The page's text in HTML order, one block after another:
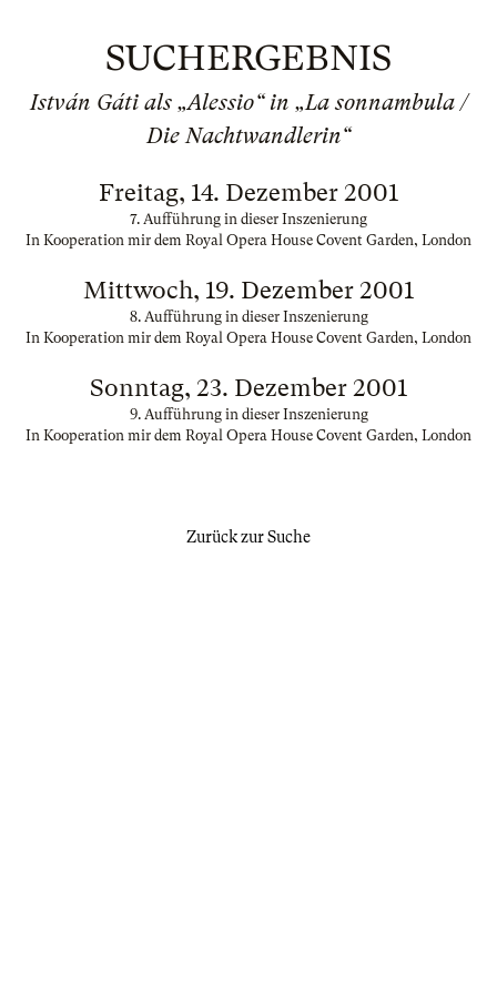
SUCHERGEBNIS
István Gáti als „Alessio“ in „La sonnambula /
Die Nachtwandlerin“
Freitag, 14. Dezember 2001
7. Aufführung in dieser Inszenierung
In Kooperation mir dem Royal Opera House Covent Garden, London
Mittwoch, 19. Dezember 2001
8. Aufführung in dieser Inszenierung
In Kooperation mir dem Royal Opera House Covent Garden, London
Sonntag, 23. Dezember 2001
9. Aufführung in dieser Inszenierung
In Kooperation mir dem Royal Opera House Covent Garden, London
Zurück zur Suche